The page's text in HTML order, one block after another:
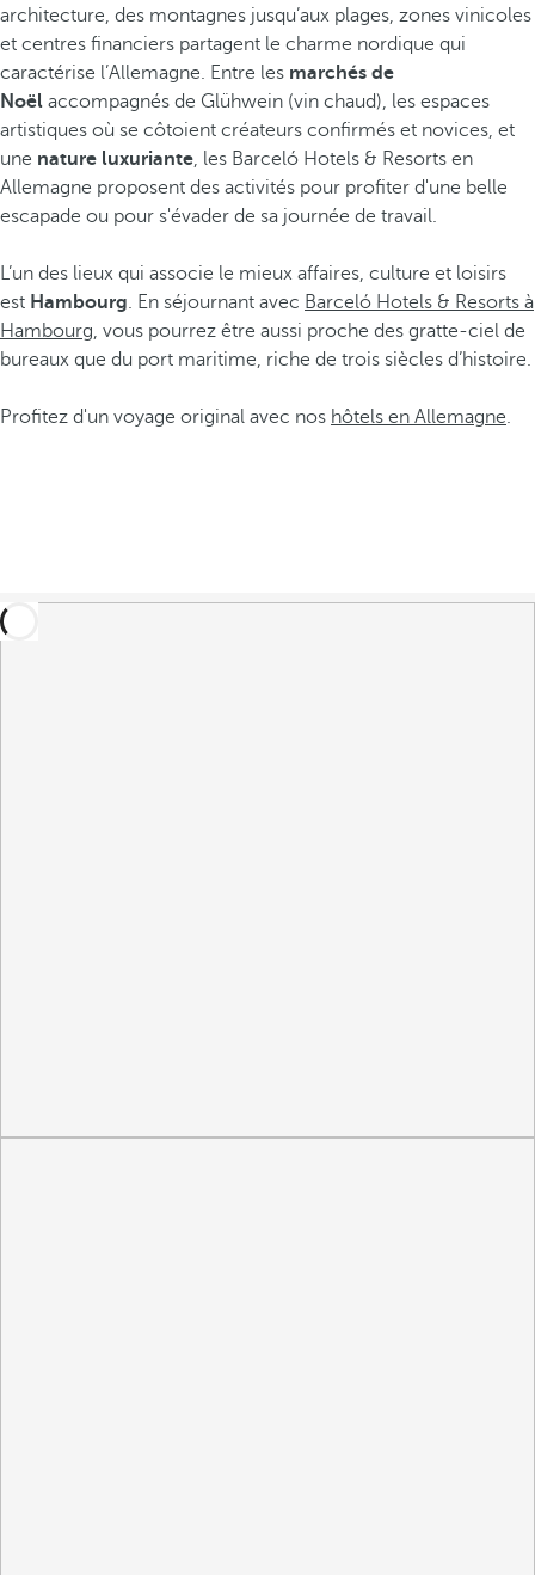
architecture, des montagnes jusqu’aux plages, zones vinicoles
et centres financiers partagent le charme nordique qui
caractérise l’Allemagne. Entre les marchés de
Noël accompagnés de Glühwein (vin chaud), les espaces
artistiques où se côtoient créateurs confirmés et novices, et
une nature luxuriante, les Barceló Hotels & Resorts en
Allemagne proposent des activités pour profiter d'une belle
escapade ou pour s'évader de sa journée de travail.
L’un des lieux qui associe le mieux affaires, culture et loisirs
est Hambourg. En séjournant avec Barceló Hotels & Resorts à
Hambourg, vous pourrez être aussi proche des gratte-ciel de
bureaux que du port maritime, riche de trois siècles d’histoire.
Profitez d'un voyage original avec nos hôtels en Allemagne.